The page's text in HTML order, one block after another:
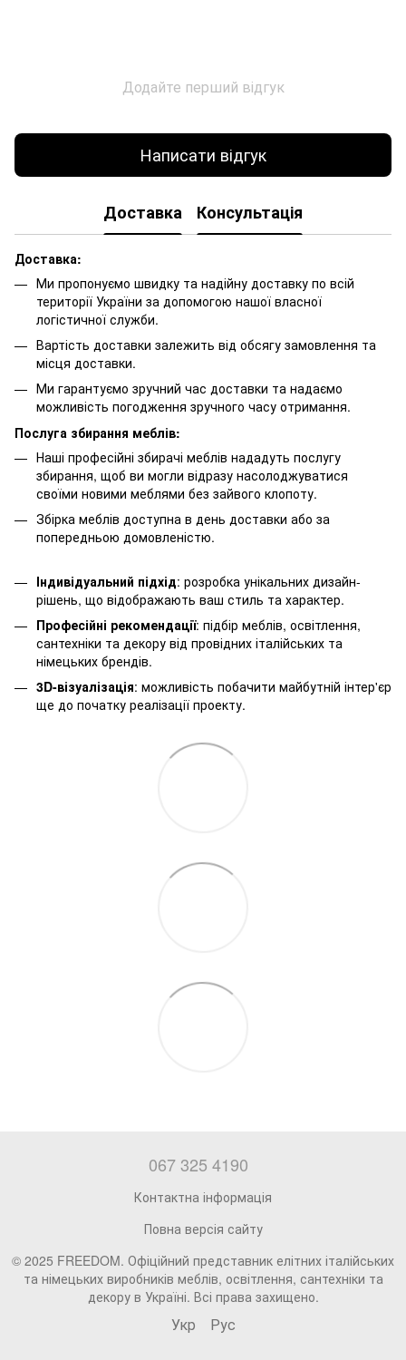
Додайте перший відгук
Написати відгук
Доставка Консультація
Доставка:
Ми пропонуємо швидку та надійну доставку по всій
території України за допомогою нашої власної
логістичної служби.
Вартість доставки залежить від обсягу замовлення та
місця доставки.
Ми гарантуємо зручний час доставки та надаємо
можливість погодження зручного часу отримання.
Послуга збирання меблів:
Наші професійні збирачі меблів нададуть послугу
збирання, щоб ви могли відразу насолоджуватися
своїми новими меблями без зайвого клопоту.
Збірка меблів доступна в день доставки або за
попередньою домовленістю.
Індивідуальний підхід: розробка унікальних дизайн-
рішень, що відображають ваш стиль та характер.
Професійні рекомендації: підбір меблів, освітлення,
сантехніки та декору від провідних італійських та
німецьких брендів.
3D-візуалізація: можливість побачити майбутній інтер'єр
ще до початку реалізації проекту.
067 325 4190
Контактна інформація
Повна версія сайту
© 2025 FREEDOM. Офіційний представник елітних італійських
та німецьких виробників меблів, освітлення, сантехніки та
декору в Україні. Всі права захищено.
Укр Рус